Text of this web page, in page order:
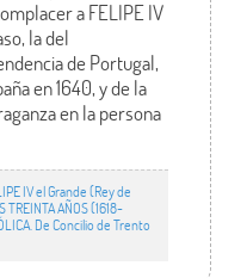
a FELIPE IV
la del
de Portugal,
en 1640, y de la
en la persona
IV el Grande (Rey de
TREINTA AÑOS (1618-
De Concilio de Trento